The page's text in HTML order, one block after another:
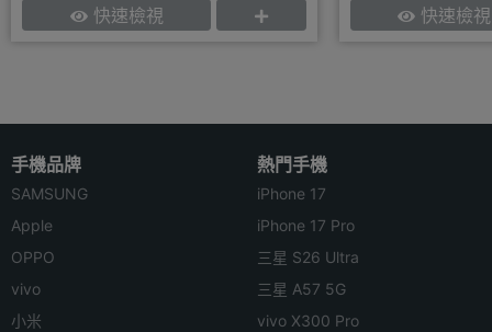
快速檢視
快速檢視
手機品牌
SAMSUNG
Apple
OPPO
vivo
小米
熱門手機
iPhone 17
iPhone 17 Pro
三星 S26 Ultra
三星 A57 5G
vivo X300 Pro